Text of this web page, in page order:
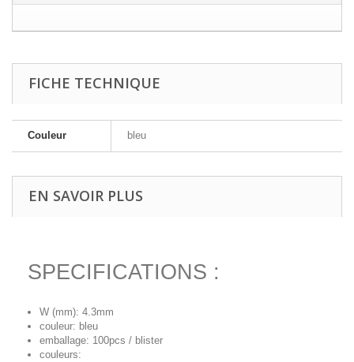
FICHE TECHNIQUE
Couleur bleu
EN SAVOIR PLUS
SPECIFICATIONS :
W (mm): 4.3mm
couleur: bleu
emballage: 100pcs / blister
couleurs: